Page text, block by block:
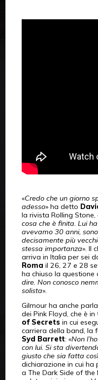
«Credo che un giorno
adesso» ha detto
la rivista Rolling Stone,
cosa che è finita. Lui
avevamo 30 anni,
decisamente più
stessa importanza». Il
arriva in Italia per sei
Roma il 26, 27 e 28
ha chiuso la questione
dire. Non conosco
solista».
Gilmour ha anche
dei Pink Floyd, che è
of Secretsin cui
carriera della band, la
Syd Barrett: «Non
con lui. Si sta
giusto che sia fatta così
dichiarazione in cui
a The Dark Side of the